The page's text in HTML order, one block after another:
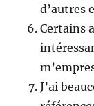
d’autres
Certains
J’ai